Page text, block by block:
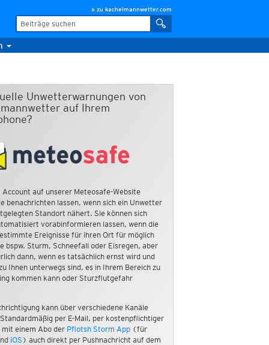
» zu kachelmannwetter.com
Unwetterwarnungen von
auf Ihrem
Account auf unserer Meteosafe-Website
benachrichten lassen, wenn sich ein Unwetter
Standort nähert. Sie können sich
vorabinformieren lassen, wenn die
Ereignisse für ihren Ort für möglich
bspw. Sturm, Schneefall oder Eisregen, aber
dann, wenn es tatsächlich ernst wird und
Ihnen unterwegs sind, es in Ihrem Bereich zu
kommen kann oder Sturzflutgefahr
kann über verschiedene Kanäle
per E-Mail, per kostenpflichtiger
mit einem Abo der Pflotsh Storm App(für
iOS ) auch direkt per Pushnachricht auf dem